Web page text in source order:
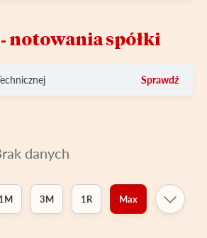
notowania spółki
Sprawdź
danych
1M 3M 1R Max